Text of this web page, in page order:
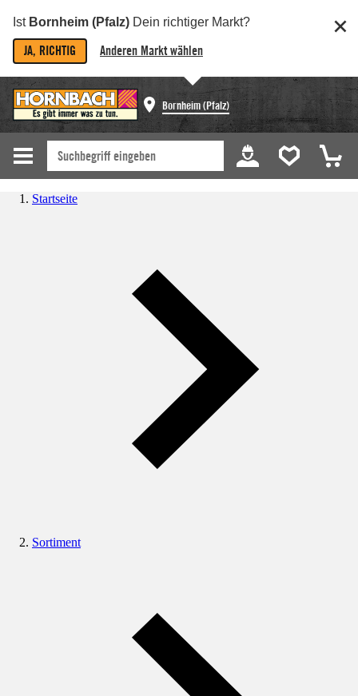
Ist Bornheim (Pfalz) Dein richtiger Markt?
JA, RICHTIG Anderen Markt wählen
Bornheim (Pfalz)
Startseite
Sortiment